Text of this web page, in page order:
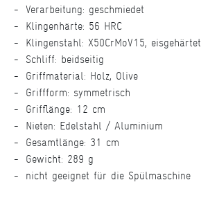
Verarbeitung: geschmiedet
Klingenhärte: 56 HRC
Klingenstahl: X50CrMoV15, eisgehärtet
Schliff: beidseitig
Griffmaterial: Holz, Olive
Griffform: symmetrisch
Grifflänge: 12 cm
Nieten: Edelstahl / Aluminium
Gesamtlänge: 31 cm
Gewicht: 289 g
nicht geeignet für die Spülmaschine